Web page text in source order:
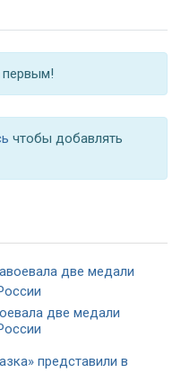
первым!
чтобы добавлять
две медали